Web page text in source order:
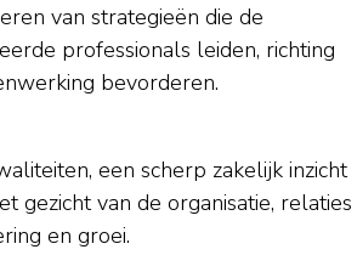
van strategieën die de
professionals leiden, richting
bevorderen.
een scherp zakelijk inzicht
van de organisatie, relaties
en groei.